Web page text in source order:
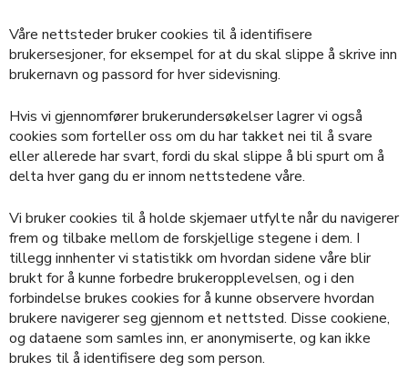
Våre nettsteder bruker cookies til å identifisere
brukersesjoner, for eksempel for at du skal slippe å skrive inn
brukernavn og passord for hver sidevisning.
Hvis vi gjennomfører brukerundersøkelser lagrer vi også
cookies som forteller oss om du har takket nei til å svare
eller allerede har svart, fordi du skal slippe å bli spurt om å
delta hver gang du er innom nettstedene våre.
Vi bruker cookies til å holde skjemaer utfylte når du navigerer
frem og tilbake mellom de forskjellige stegene i dem. I
tillegg innhenter vi statistikk om hvordan sidene våre blir
brukt for å kunne forbedre brukeropplevelsen, og i den
forbindelse brukes cookies for å kunne observere hvordan
brukere navigerer seg gjennom et nettsted. Disse cookiene,
og dataene som samles inn, er anonymiserte, og kan ikke
brukes til å identifisere deg som person.